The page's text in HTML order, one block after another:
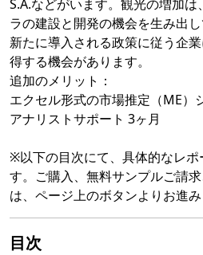
S.A.などがいます。観光の増加
ラの建設と開発の機会を生み出
新たに導入される政策に従う企
得する機会があります。
追加のメリット：
エクセル形式の市場推定（ME）
アナリストサポート 3ヶ月
※以下の目次にて、具体的なレポ
す。ご購入、無料サンプルご請
は、ページ上のボタンよりお進み
目次